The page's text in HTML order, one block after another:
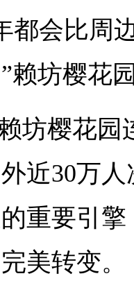
都会比周
赖坊樱花
坊樱花园
近30万
重要引
美转变。